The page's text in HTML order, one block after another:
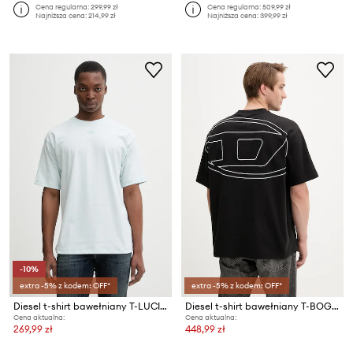
Cena regularna:299,99 zł
Najniższa cena:214,99 zł
Cena regularna:509,99 zł
Najniższa cena:399,99 zł
-10%
extra -5% z kodem: OFF*
Diesel t-shirt bawełniany T-LUCIEN-IHBI
Cena aktualna:
269,99 zł
extra -5% z kodem: OFF*
Diesel t-shirt bawełniany T-BOGGY-MEGOVAL-D
Cena aktualna:
448,99 zł